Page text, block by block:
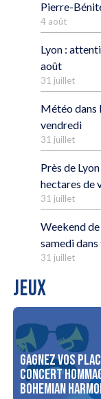
Pierre-
4 août
Lyon :
août
31 juillet
Météo dans
vendredi
31 juillet
Près de
hectares de
31 juillet
Weekend
samedi
31 juillet
JEUX
Gagnez vos
concert
Bohemian